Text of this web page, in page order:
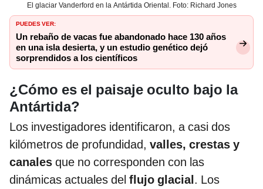
El glaciar Vanderford en la Antártida Oriental. Foto: Richard Jones
PUEDES VER:
Un rebaño de vacas fue abandonado hace 130 años
en una isla desierta, y un estudio genético dejó
sorprendidos a los científicos
¿Cómo es el paisaje oculto bajo la
Antártida?
Los investigadores identificaron, a casi dos
kilómetros de profundidad, valles, crestas y
canales que no corresponden con las
dinámicas actuales del flujo glacial. Los